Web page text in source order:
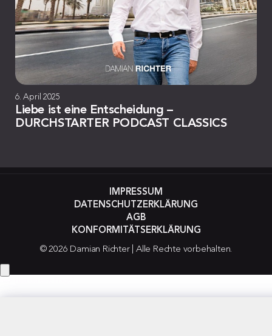
6. April 2025
Liebe ist eine Entscheidung –
DURCHSTARTER PODCAST CLASSICS
© 2026 Damian Richter | Alle Rechte vorbehalten.
IMPRESSUM
DATENSCHUTZERKLÄRUNG
AGB
KONFORMITÄTSERKLÄRUNG